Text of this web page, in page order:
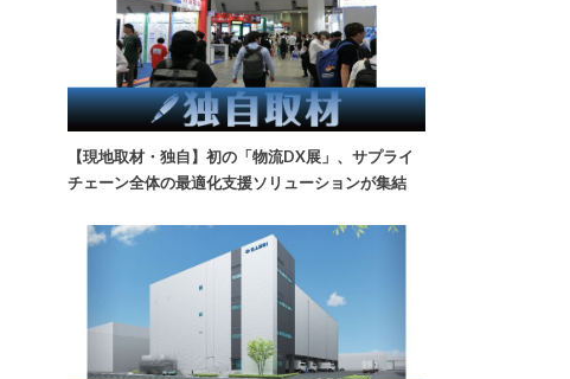
【現地取材・独自】初の「物流DX展」、サプライ
チェーン全体の最適化支援ソリューションが集結